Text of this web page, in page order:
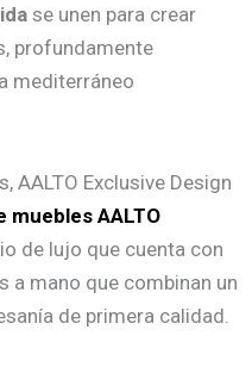
se unen para crear
profundamente
mediterráneo
AALTO Exclusive Design
muebles AALTO
de lujo que cuenta con
a mano que combinan un
de primera calidad.